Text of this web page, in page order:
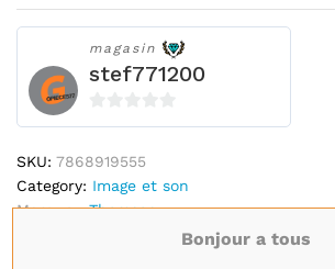
magasin
stef771200
0
u
r
SKU: 7868919555
Category: Image et son
Marque :Thomson
Bonjour a tous